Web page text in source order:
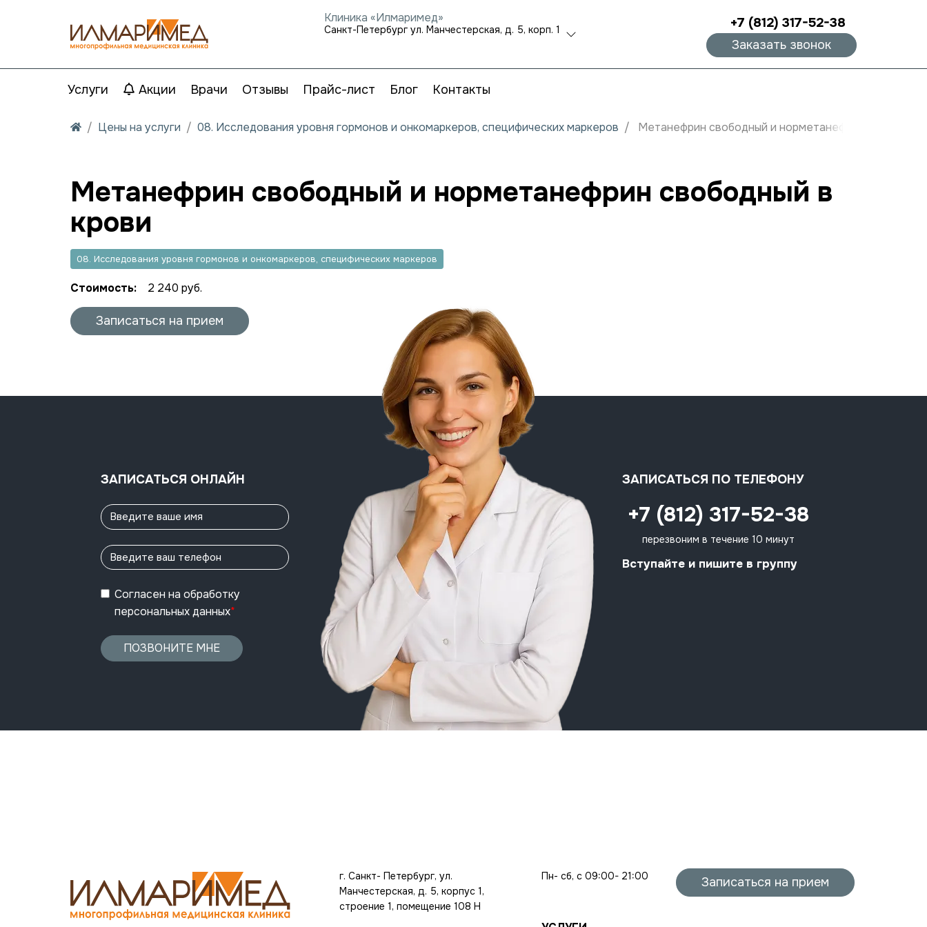
Клиника «Илмаримед»
Санкт-Петербург ул. Манчестерская, д. 5, корп. 1 +7 (812) 317-52-38
Заказать звонок
Услуги Акции Врачи Отзывы Прайс-лист Блог Контакты
Цены на услуги 08. Исследования уровня гормонов и онкомаркеров, специфических маркеров Метанефрин свободный и норметанефрин
Метанефрин свободный и норметанефрин свободный в
крови
08. Исследования уровня гормонов и онкомаркеров, специфических маркеров
Стоимость: 2 240 руб.
Записаться на прием
ЗАПИСАТЬСЯ ОНЛАЙН
Согласен на обработку
персональных данных*
ПОЗВОНИТЕ МНЕ
ЗАПИСАТЬСЯ ПО ТЕЛЕФОНУ
+7 (812) 317-52-38
перезвоним в течение 10 минут
Вступайте и пишите в группу
г. Санкт- Петербург, ул.
Манчестерская, д. 5, корпус 1,
строение 1, помещение 108 Н
Пн- сб, с 09:00- 21:00 Записаться на прием